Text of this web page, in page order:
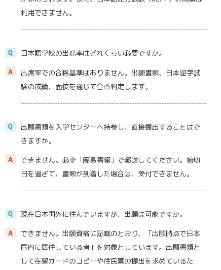
利用できません。
日本語学校の出席率はどれくらい必要ですか。
出席率での合格基準はありません。出願書類、日本留学試
験の成績、面接を通じて合否判定します。
出願書類を入学センターへ持参し、直接提出することはで
きますか。
できません。必ず「簡易書留」で郵送してください。締切
日を過ぎて、書類が到着した場合は、受付できません。
現在日本国外に住んでいますが、出願は可能ですか。
できません。出願資格に記載のとおり、「出願時点で日本
国内に居住している者」を対象としています。出願書類と
して在留カードのコピーや住民票の提出を求めているた